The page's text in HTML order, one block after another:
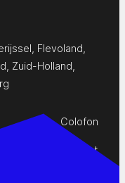
, Flevoland,
, Zuid-Holland,
Colofon
Privacy Statement